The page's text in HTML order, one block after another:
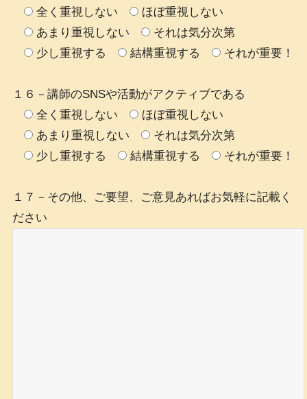
全く重視しない
ほぼ重視しない
あまり重視しない
それは気分次第
少し重視する
結構重視する それが重要！
１６－講師のSNSや活動がアクティブである
全く重視しない
ほぼ重視しない
あまり重視しない
それは気分次第
少し重視する
結構重視する それが重要！
１７－その他、ご要望、ご意見あればお気軽に記載く
ださい